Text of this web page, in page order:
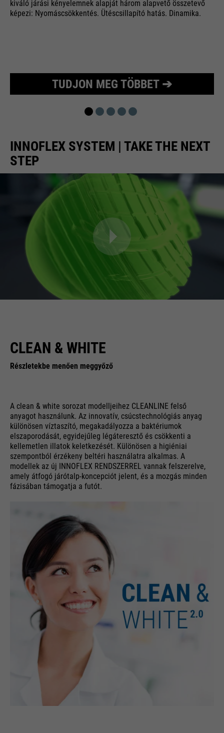
kiváló járási kényelemnek alapját három alapvető összetevő
képezi: Nyomáscsökkentés. Ütéscsillapító hatás. Dinamika.
TUDJON MEG TÖBBET ➔
INNOFLEX SYSTEM | TAKE THE NEXT
STEP
CLEAN & WHITE
Részletekbe menően meggyőző
A clean & white sorozat modelljeihez CLEANLINE felső
anyagot használunk. Az innovatív, csúcstechnológiás anyag
különösen víztaszító, megakadályozza a baktériumok
elszaporodását, egyidejűleg légáteresztő és csökkenti a
kellemetlen illatok keletkezését. Különösen a higiéniai
szempontból érzékeny beltéri használatra alkalmas. A
modellek az új INNOFLEX RENDSZERREL vannak felszerelve,
amely átfogó járótalp-koncepciót jelent, és a mozgás minden
fázisában támogatja a futót.